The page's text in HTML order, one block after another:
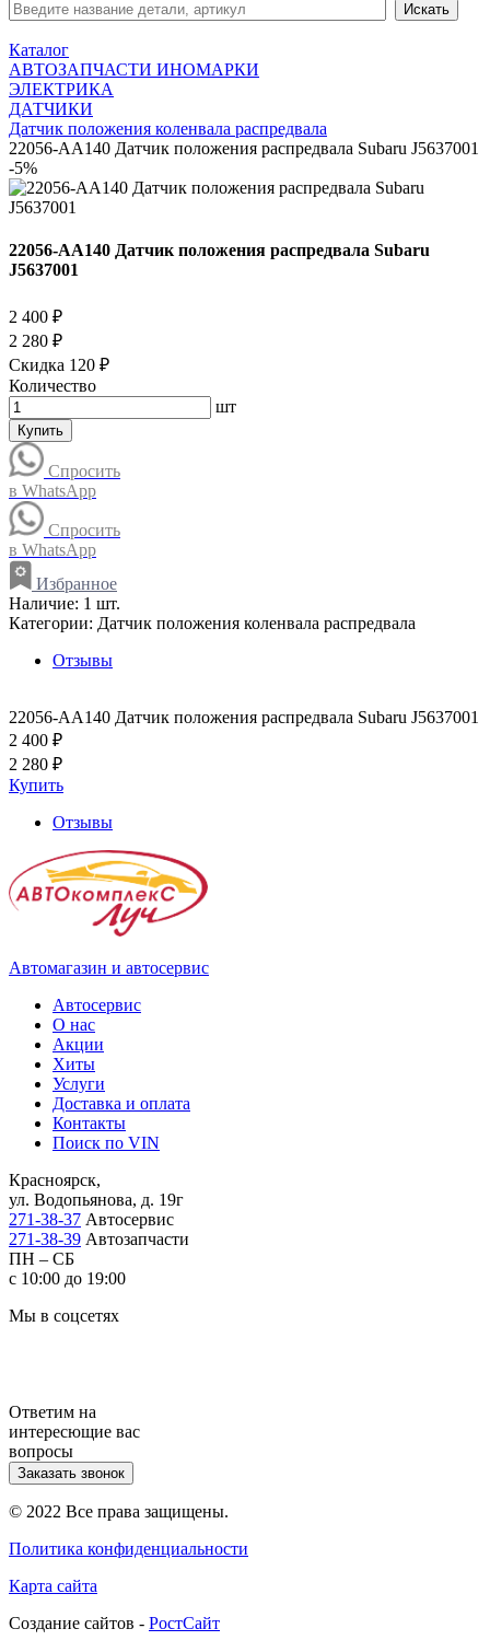
Каталог
АВТОЗАПЧАСТИ ИНОМАРКИ
ЭЛЕКТРИКА
ДАТЧИКИ
Датчик положения коленвала распредвала
22056-AA140 Датчик положения распредвала Subaru J5637001
-5%
22056-AA140 Датчик положения распредвала Subaru
J5637001
2 400 ₽
2 280 ₽
Скидка 120 ₽
Количество
шт
Купить
Спросить
в WhatsApp
Спросить
в WhatsApp
Избранное
Наличие: 1 шт.
Категории: Датчик положения коленвала распредвала
Отзывы
22056-AA140 Датчик положения распредвала Subaru J5637001
2 400 ₽
2 280 ₽
Купить
Отзывы
Автомагазин и автосервис
Автосервис
О нас
Акции
Хиты
Услуги
Доставка и оплата
Контакты
Поиск по VIN
Красноярск,
ул. Водопьянова, д. 19г
271-38-37 Автосервис
271-38-39 Автозапчасти
ПН – СБ
с 10:00 до 19:00
Мы в соцсетях
Ответим на
интересющие вас
вопросы
Заказать звонок
© 2022 Все права защищены.
Политика конфиденциальности
Карта сайта
Cоздание сайтов - РостСайт